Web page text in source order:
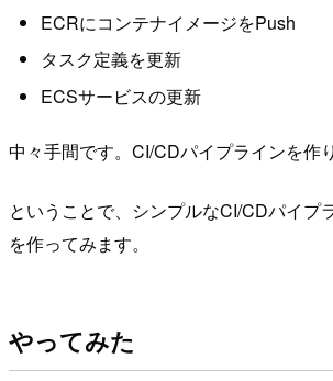
ECRにコンテナイメージをPush
タスク定義を更新
ECSサービスの更新
中々手間です。CI/CDパイプラインを作
ということで、シンプルなCI/CDパイプ
を作ってみます。
やってみた